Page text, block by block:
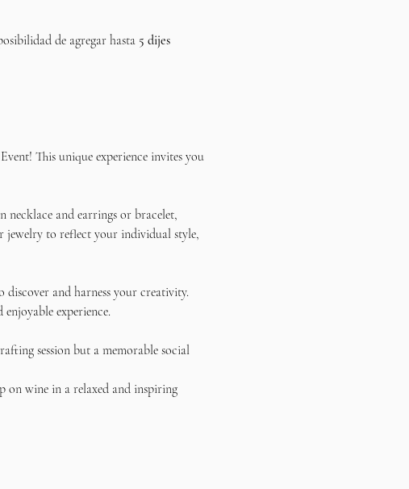
de agregar hasta 5 dijes
This unique experience invites you
and earrings or bracelet,
jewelry to reflect your individual style,
and harness your creativity.
experience.
session but a memorable social
on wine in a relaxed and inspiring